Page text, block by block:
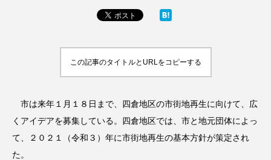
この記事のタイトルとURLをコピーする
市は来年１月１８日まで、四倉地区の市街地再生に向けて、広
くアイデアを募集している。四倉地区では、市と地元団体によっ
て、２０２１（令和３）年に市街地再生の基本方針が策定され
た。